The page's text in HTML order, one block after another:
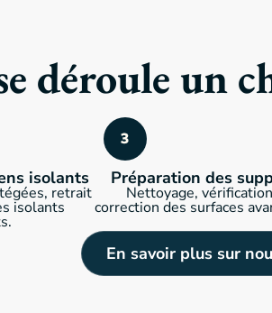
déroule un
isolants
retrait
isolants
Préparation des
Nettoyage,
correction des surfaces
En savoir plus sur